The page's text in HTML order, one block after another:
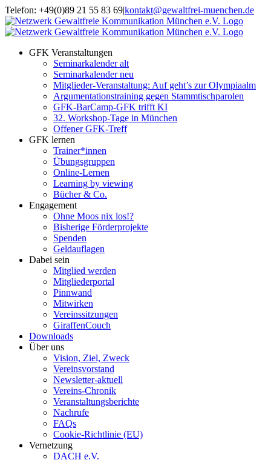
Zum
Inhalt
springen
Telefon: +49(0)89 21 55 83 69|kontakt@gewaltfrei-muenchen.de
Einloggen
Seminarkalender
Infos
zum
GFK Veranstaltungen
Seminarkalender alt
Seminarkalender neu
Mitglieder-Veranstaltung: Auf geht’s zur Olympiaalm
Argumentationstraining gegen Stammtischparolen
GFK-BarCamp-GFK trifft KI
32. Workshop-Tage in München
Offener GFK-Treff
GFK lernen
Trainer*innen
Übungsgruppen
Online-Lernen
Learning by viewing
Bücher & Co.
Engagement
Ohne Moos nix los!?
Bisherige Förderprojekte
Spenden
Geldauflagen
Dabei sein
Mitglied werden
Mitgliederportal
Pinnwand
Mitwirken
Vereinssitzungen
GiraffenCouch
Downloads
Über uns
Vision, Ziel, Zweck
Vereinsvorstand
Newsletter-aktuell
Vereins-Chronik
Veranstaltungsberichte
Nachrufe
FAQs
Cookie-Richtlinie (EU)
Vernetzung
DACH e.V.